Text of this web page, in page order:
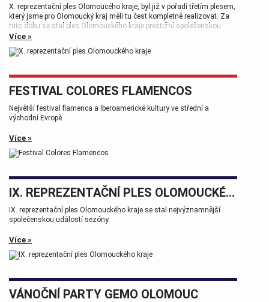
X. reprezentační ples Olomoucého kraje, byl již v pořadí třetím plesem,
který jsme pro Olomoucký kraj měli tu čest kompletně realizovat. Za
tuto dobu se stal ples Olomouckého kraje prestižní společenskou
událostí, která patří k vrcholům plesové sezóny.
Více »
FESTIVAL COLORES FLAMENCOS
Největší festival flamenca a Iberoamerické kultury ve střední a
východní Evropě.
Více »
IX. REPREZENTAČNÍ PLES OLOMOUCKÉHO KRAJE
IX. reprezentační ples Olomouckého kraje se stal nejvýznamnější
společenskou událostí sezóny.
Více »
VÁNOČNÍ PARTY GEMO OLOMOUC